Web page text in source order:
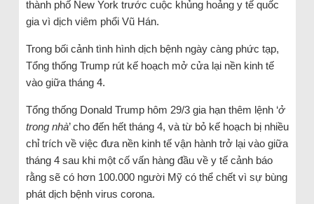
thành phố New York trước cuộc khủng hoảng y tế quốc
gia vì dịch viêm phổi Vũ Hán.
Trong bối cảnh tình hình dịch bệnh ngày càng phức tạp,
Tổng thống Trump rút kế hoạch mở cửa lại nền kinh tế
vào giữa tháng 4.
Tổng thống Donald Trump hôm 29/3 gia hạn thêm lệnh ‘ở
trong nhà’ cho đến hết tháng 4, và từ bỏ kế hoạch bị nhiều
chỉ trích về việc đưa nền kinh tế vận hành trở lại vào giữa
tháng 4 sau khi một cố vấn hàng đầu về y tế cảnh báo
rằng sẽ có hơn 100.000 người Mỹ có thể chết vì sự bùng
phát dịch bệnh virus corona.